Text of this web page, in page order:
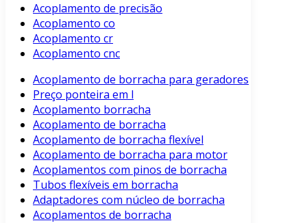
Acoplamento de precisão
Acoplamento co
Acoplamento cr
Acoplamento cnc
Acoplamento de borracha para geradores
Preço ponteira em l
Acoplamento borracha
Acoplamento de borracha
Acoplamento de borracha flexível
Acoplamento de borracha para motor
Acoplamentos com pinos de borracha
Tubos flexíveis em borracha
Adaptadores com núcleo de borracha
Acoplamentos de borracha